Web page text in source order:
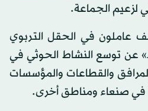
لزعيم الجماعة.
عاملون في الحقل التربوي
عن توسع النشاط الحوثي في
والقطاعات والمؤسسات
في صنعاء ومناطق أخرى.